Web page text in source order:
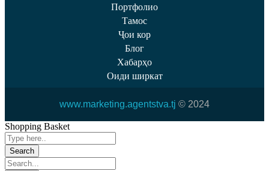
Портфолио
Тамос
Ҷои кор
Блог
Хабарҳо
Оиди ширкат
www.marketing.agentstva.tj © 2024
Shopping Basket